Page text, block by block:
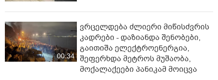
00:34
ვრცელდება ძლიერი მიწისძვრის
კადრები - დაზიანდა შენობები,
გაითიშა ელექტროენერგია,
შეფერხდა მეტროს მუშაობა,
მოქალაქეები პანიკამ მოიცვა